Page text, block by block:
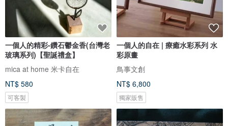
一個人的精彩-鑽石鬱金香(台灣老
玻璃系列)【聖誕禮盒】
mica at home 米卡自在
NT$ 580
可客製
一個人的自在 | 療癒水彩系列 水
彩原畫
鳥事文創
NT$ 6,800
獨家販售